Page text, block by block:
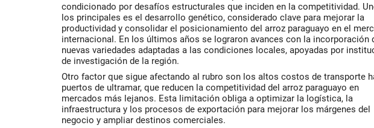
condicionado por desafíos estructurales que inciden en la competitividad.
los principales es el desarrollo genético, considerado clave para mejorar la
productividad y consolidar el posicionamiento del arroz paraguayo en el
internacional. En los últimos años se lograron avances con la incorporación
nuevas variedades adaptadas a las condiciones locales, apoyadas por
de investigación de la región.
Otro factor que sigue afectando al rubro son los altos costos de transporte
puertos de ultramar, que reducen la competitividad del arroz paraguayo en
mercados más lejanos. Esta limitación obliga a optimizar la logística, la
infraestructura y los procesos de exportación para mejorar los márgenes del
negocio y ampliar destinos comerciales.